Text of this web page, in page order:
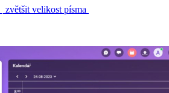
zvětšit velikost písma